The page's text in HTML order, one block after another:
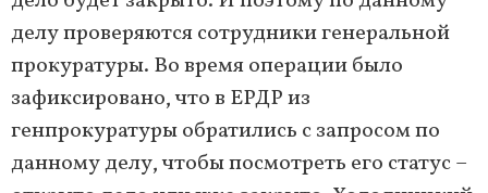
делу проверяются сотрудники генеральной
прокуратуры. Во время операции было
зафиксировано, что в ЕРДР из
генпрокуратуры обратились с запросом по
данному делу, чтобы посмотреть его статус –